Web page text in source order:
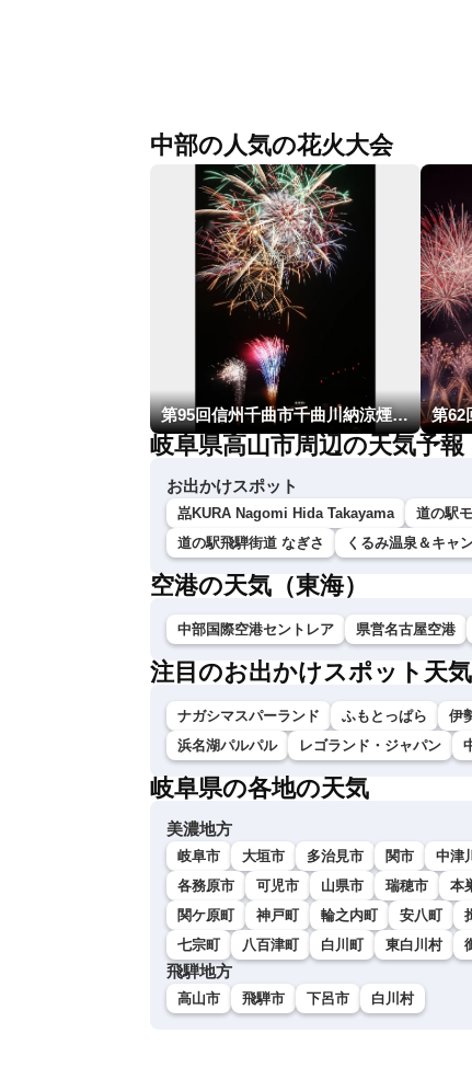
中部の人気の花火大会
第95回信州千曲市千曲川納涼煙火大会 第62
岐阜県高山市周辺の天気予報
お出かけスポット
嵓KURA Nagomi Hida Takayama 道の駅
道の駅飛騨街道 なぎさ
くるみ温泉＆キャ
空港の天気（東海）
中部国際空港セントレア 県営名古屋空港
注目のお出かけスポット天気
ナガシマスパーランド ふもとっぱら 伊
浜名湖パルパル
レゴランド・ジャパン
岐阜県の各地の天気
美濃地方
岐阜市 大垣市 多治見市 関市 中津
各務原市
可児市 山県市 瑞穂市 本
関ケ原町
神戸町 輪之内町 安八町
七宗町
八百津町 白川町 東白川村
飛騨地方
高山市 飛騨市 下呂市 白川村